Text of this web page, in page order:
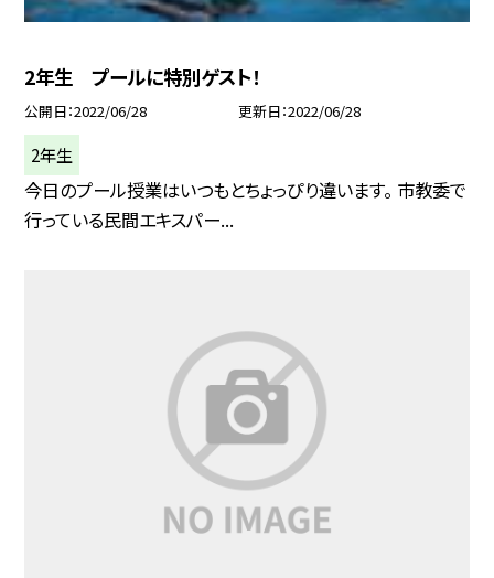
2年生 プールに特別ゲスト！
公開日 2022/06/28 更新日 2022/06/28
2年生
今日のプール授業はいつもとちょっぴり違います。 市教委で
行っている民間エキスパー...